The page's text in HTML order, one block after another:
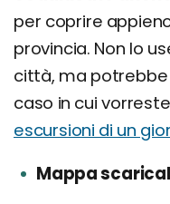
per coprire
provincia. Non lo
città, ma
caso in cui
escursioni di un
Mappa